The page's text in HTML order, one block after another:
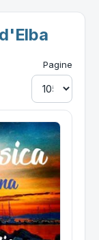
Pagine